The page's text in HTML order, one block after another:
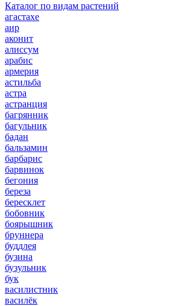
Каталог по видам растений
агастахе
аир
аконит
алиссум
арабис
армерия
астильба
астра
астранция
багрянник
багульник
бадан
бальзамин
барбарис
барвинок
бегония
береза
бересклет
бобовник
боярышник
бруннера
буддлея
бузина
бузульник
бук
василистник
василёк